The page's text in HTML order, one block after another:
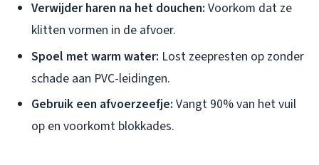
Verwijder haren na het douchen: Voorkom dat ze
klitten vormen in de afvoer.
Spoel met warm water: Lost zeepresten op zonder
schade aan PVC-leidingen.
Gebruik een afvoerzeefje: Vangt 90% van het vuil
op en voorkomt blokkades.